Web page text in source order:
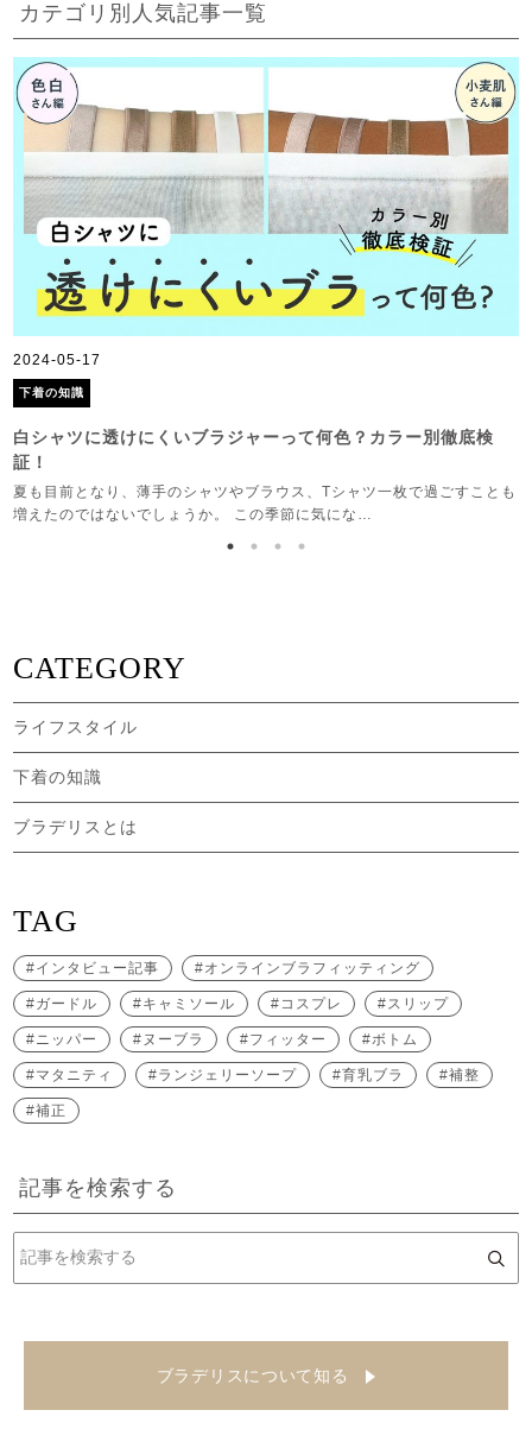
e
b
o
k
er
カテゴリ別人気記事一覧
2024-05-17
下着の知識
白シャツに透けにくいブラジャーって何色？カラー別徹底検
証！
夏も目前となり、薄手のシャツやブラウス、Tシャツ一枚で過ごすことも
増えたのではないでしょうか。 この季節に気にな…
CATEGORY
ライフスタイル
下着の知識
ブラデリスとは
TAG
インタビュー記事 オンラインブラフィッティング
ガードル キャミソール コスプレ スリップ
ニッパー ヌーブラ フィッター ボトム
マタニティ ランジェリーソープ 育乳ブラ 補整
補正
記事を検索する
ブラデリスについて知る